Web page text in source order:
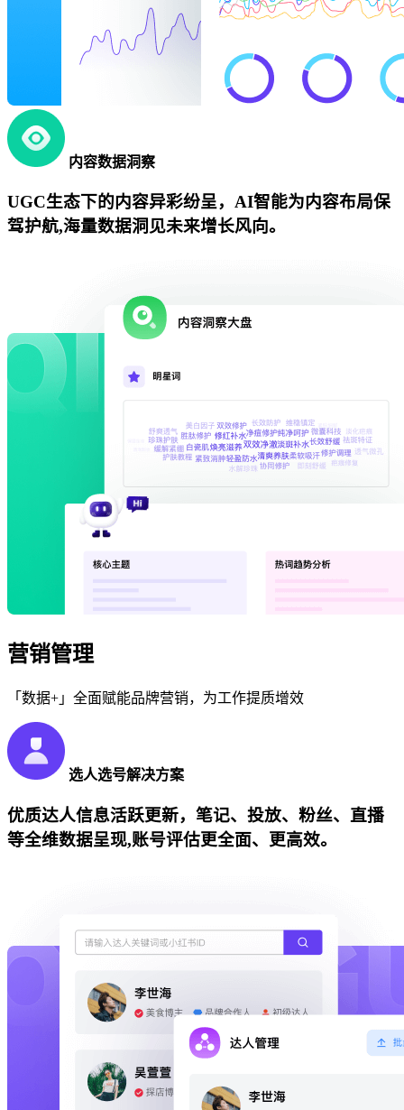
内容数据洞察
UGC生态下的内容异彩纷呈，AI智能为内容布局保
驾护航,海量数据洞见未来增长风向。
营销管理
「数据+」全面赋能品牌营销，为工作提质增效
选人选号解决方案
优质达人信息活跃更新，笔记、投放、粉丝、直播
等全维数据呈现,账号评估更全面、更高效。